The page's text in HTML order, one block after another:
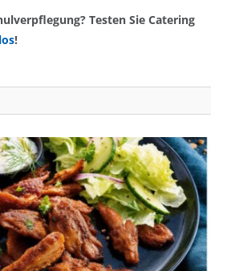
Testen Sie Catering
!